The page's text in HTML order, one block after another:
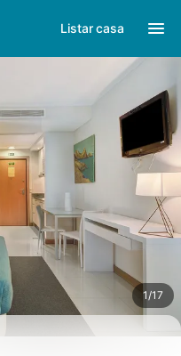
Listar casa
1/17